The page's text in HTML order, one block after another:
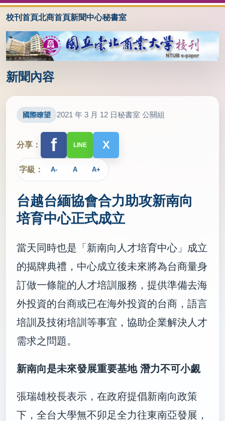
校刊首頁北商首頁新聞中心秘書室
新聞內容
國際瞭望 2021 年 3 月 12 日秘書室 公關組
分享： f LINE X
字級： A- A A+
台越台緬協會合力助攻新南向
培育中心正式成立
當天同時也是「新南向人才培育中心」成立
的揭牌典禮，中心成立後未來將為台商量身
訂做一條龍的人才培訓服務，提供準備去海
外投資的台商或已在海外投資的台商，語言
培訓及技術培訓等事宜，協助企業解決人才
需求之問題。
新南向是未來發展重要基地 潛力不可小覷
張瑞雄校長表示，在政府提倡新南向政策
下，全台大學無不卯足全力往東南亞發展，